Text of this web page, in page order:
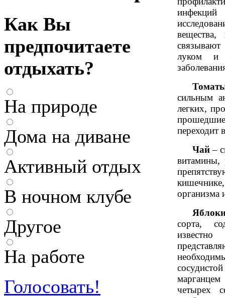
Как Вы
предпочитаете
отдыхать?
На природе
Дома на диване
Активный отдых
В ночном клубе
Другое
На работе
Голосовать!
луком и
сильным
легких,
переходит
Чай–
витамины,
организма
сорта,
четырех